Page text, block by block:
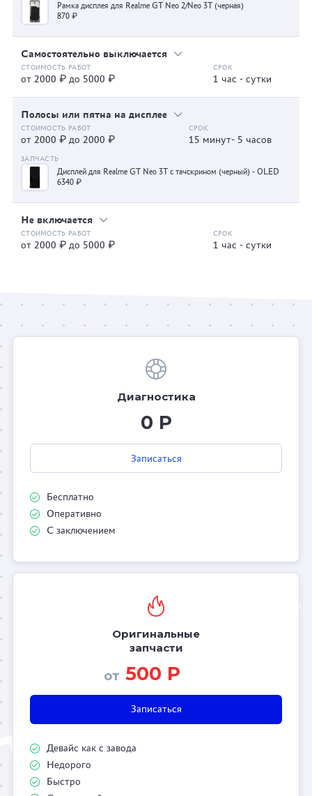
Рамка дисплея для Realme GT Neo 2/Neo 3T (черная)
870 ₽
Самостоятельно выключается
от 2000 ₽ до 5000 ₽ 1 час - сутки
Полосы или пятна на дисплее
от 2000 ₽ до 2000 ₽ 15 минут- 5 часов
Дисплей для Realme GT Neo 3T с тачскрином (черный) - OLED
6340 ₽
Не включается
от 2000 ₽ до 5000 ₽ 1 час - сутки
Диагностика
0 Р
Записаться
Бесплатно
Оперативно
С заключением
Оригинальные
запчасти
от 500 Р
Записаться
Девайс как с завода
Недорого
Быстро